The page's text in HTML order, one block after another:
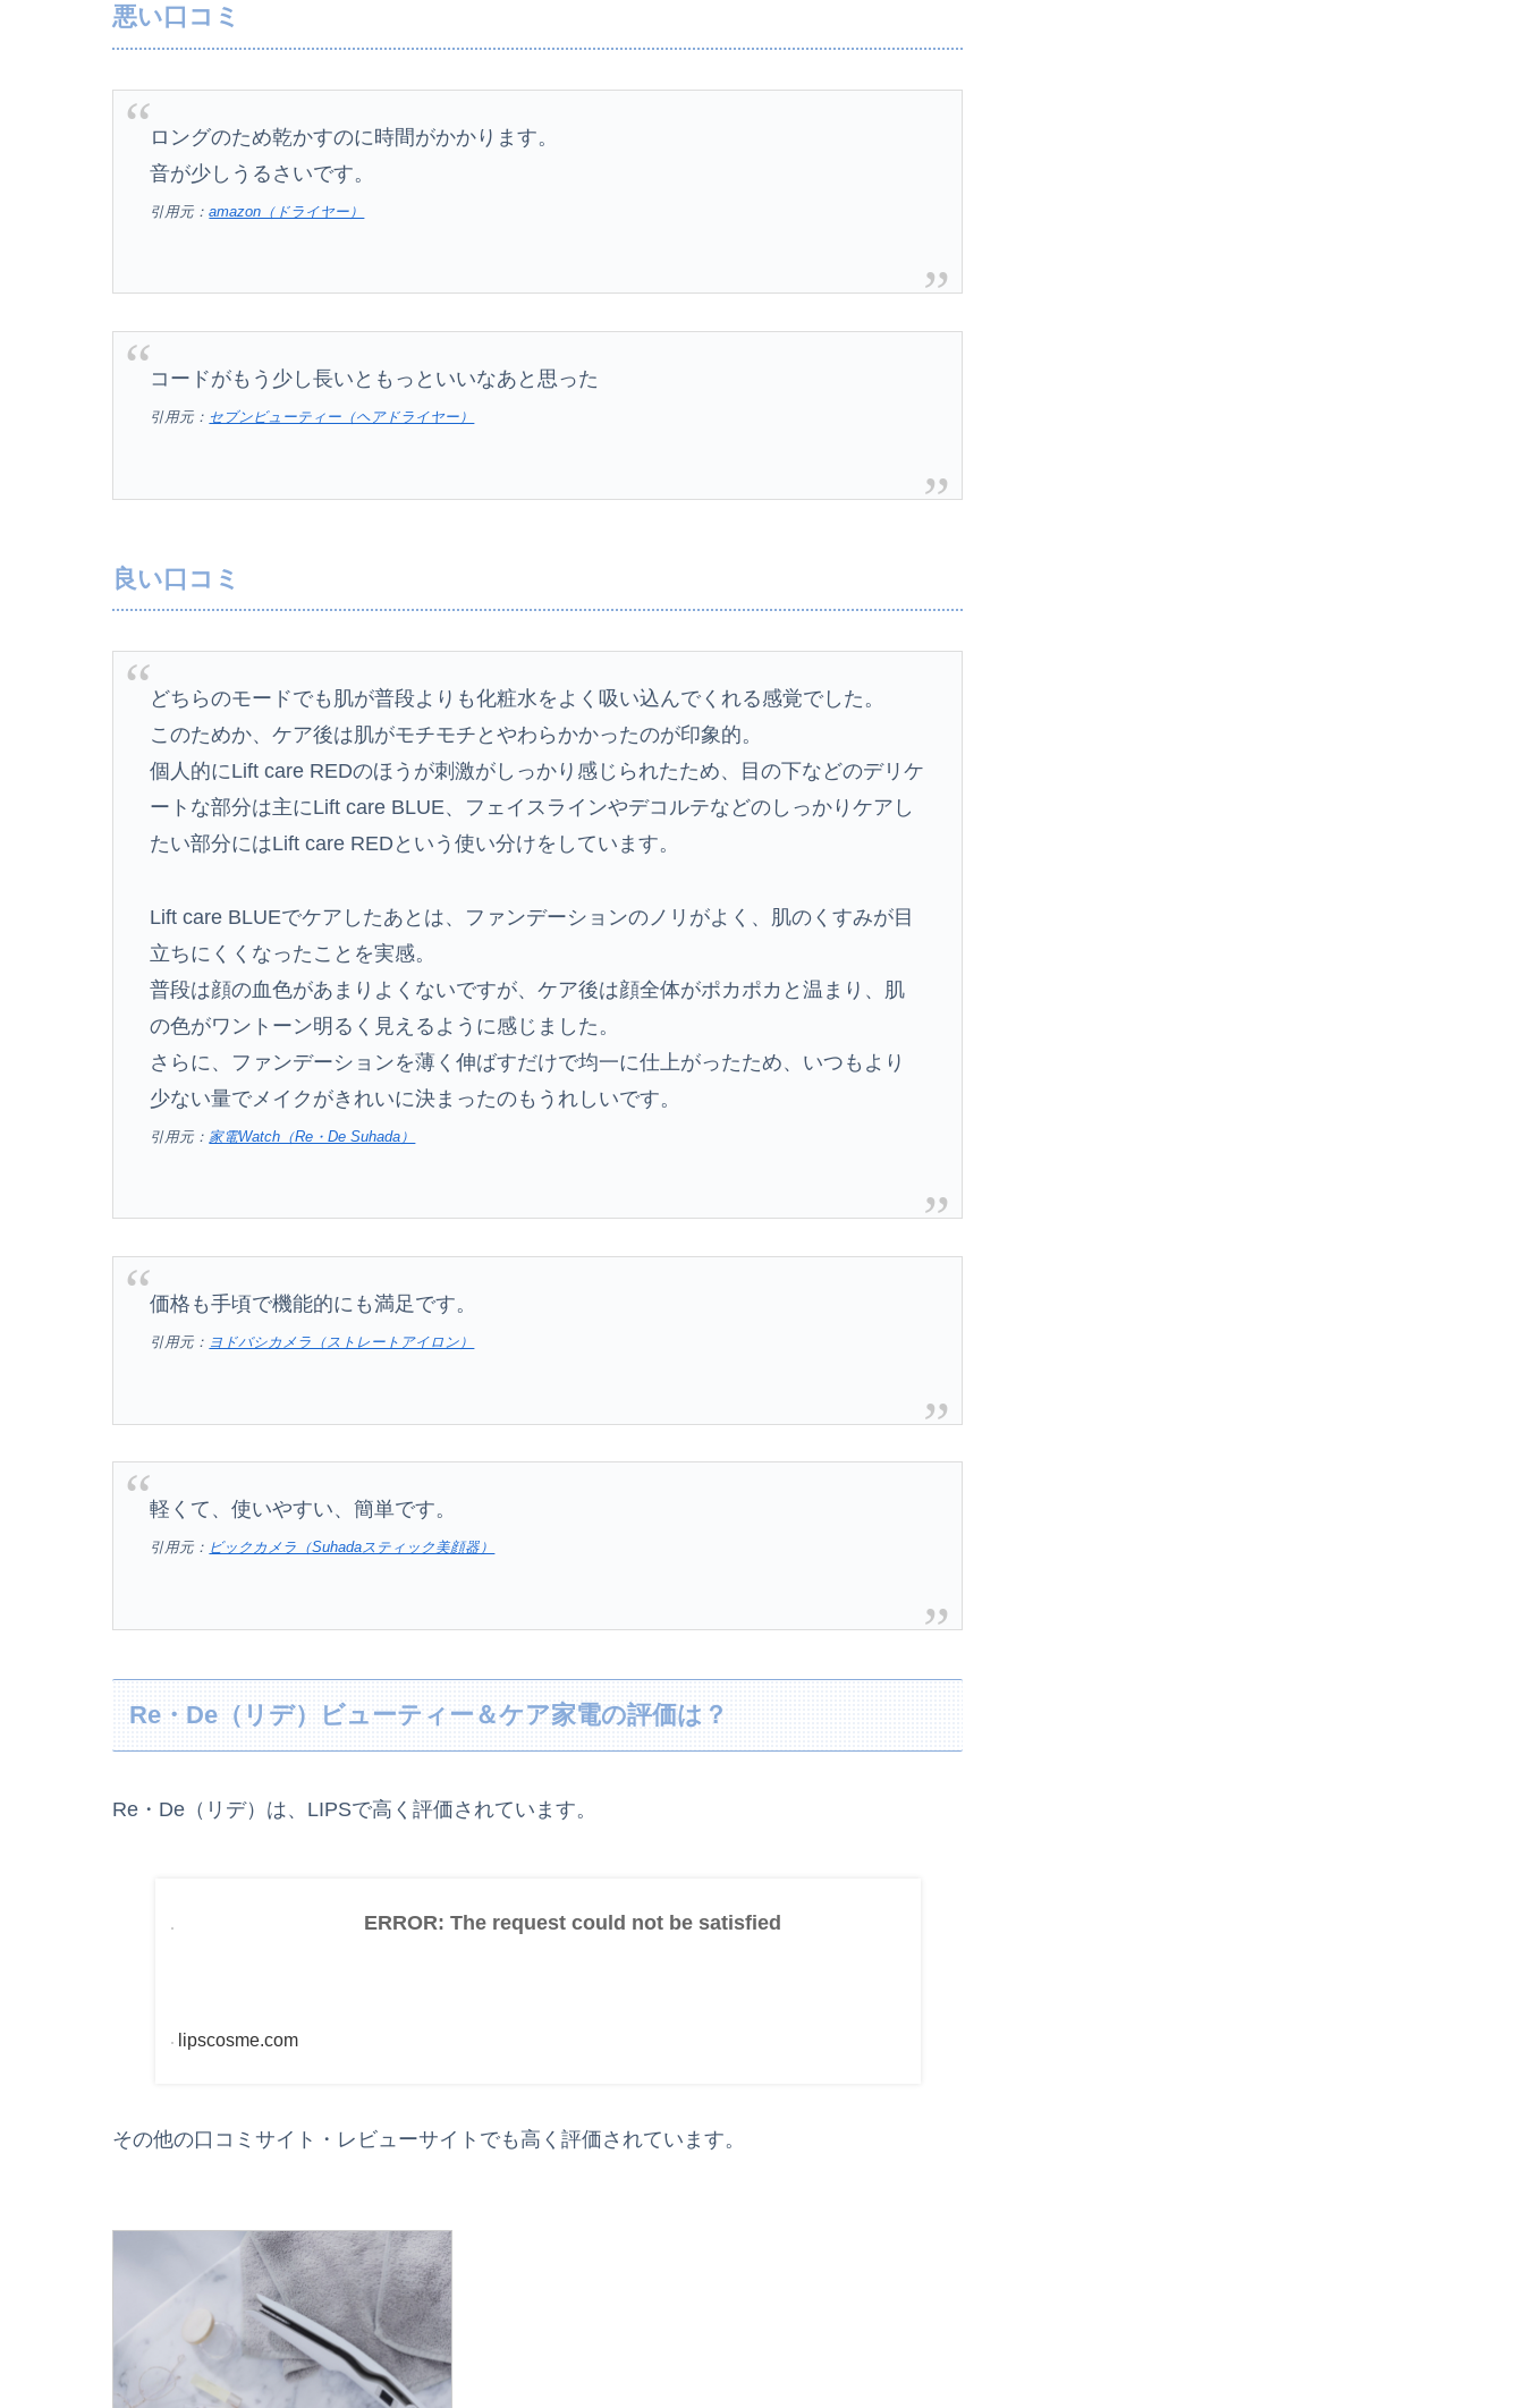
悪い口コミ
ロングのため乾かすのに時間がかかります。
音が少しうるさいです。
引用元：amazon（ドライヤー）
コードがもう少し長いともっといいなあと思った
引用元： セブンビューティー（ヘアドライヤー）
良い口コミ
どちらのモードでも肌が普段よりも化粧水をよく吸い込んでくれる感覚でした。
このためか、ケア後は肌がモチモチとやわらかかったのが印象的。
個人的にLift care REDのほうが刺激がしっかり感じられたため、目の下などのデリケ
ートな部分は主にLift care BLUE、フェイスラインやデコルテなどのしっかりケアし
たい部分にはLift care REDという使い分けをしています。
Lift care BLUEでケアしたあとは、ファンデーションのノリがよく、肌のくすみが目
立ちにくくなったことを実感。
普段は顔の血色があまりよくないですが、ケア後は顔全体がポカポカと温まり、肌
の色がワントーン明るく見えるように感じました。
さらに、ファンデーションを薄く伸ばすだけで均一に仕上がったため、いつもより
少ない量でメイクがきれいに決まったのもうれしいです。
引用元： 家電Watch（Re・De Suhada）
価格も手頃で機能的にも満足です。
引用元： ヨドバシカメラ（ストレートアイロン）
軽くて、使いやすい、簡単です。
引用元： ビックカメラ（Suhadaスティック美顔器）
Re・De（リデ）ビューティー＆ケア家電の評価は？
Re・De（リデ）は、LIPSで高く評価されています。
ERROR: The request could not be satisfied
lipscosme.com
その他の口コミサイト・レビューサイトでも高く評価されています。